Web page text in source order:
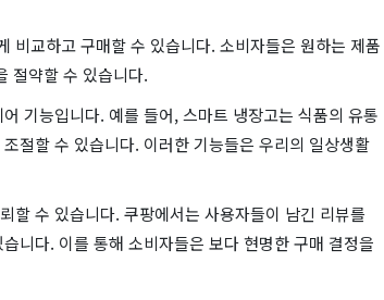
비교하고 구매할 수 있습니다. 소비자들은 원하는 제품
절약할 수 있습니다.
기능입니다. 예를 들어, 스마트 냉장고는 식품의 유통
절할 수 있습니다. 이러한 기능들은 우리의 일상생활
할 수 있습니다. 쿠팡에서는 사용자들이 남긴 리뷰를
니다. 이를 통해 소비자들은 보다 현명한 구매 결정을